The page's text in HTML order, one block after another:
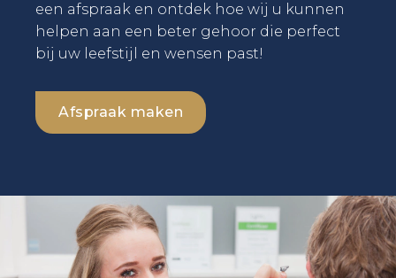
een afspraak en ontdek hoe wij u kunnen
helpen aan een beter gehoor die perfect
bij uw leefstijl en wensen past!
Afspraak maken